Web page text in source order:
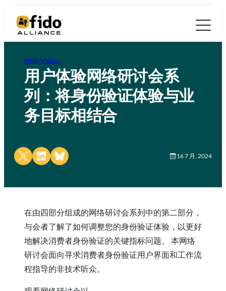
FIDO Videos
用户体验网络研讨会系
列：将身份验证体验与业
务目标相结合
Share on X Share on LinkedIn
Share on Bluesky 16 7 月, 2024
在由四部分组成的网络研讨会系列中的第二部分，
与会者了解了如何调整您的身份验证体验，以更好
地解决消费者身份验证的关键指标问题。 本网络
研讨会面向寻求消费者身份验证用户界面和工作流
程指导的非技术听众。